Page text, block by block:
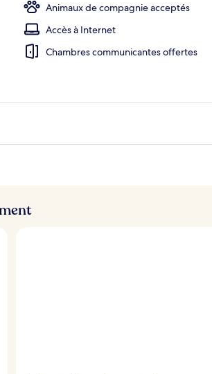
Animaux de compagnie acceptés
Accès à Internet
Chambres communicantes offertes